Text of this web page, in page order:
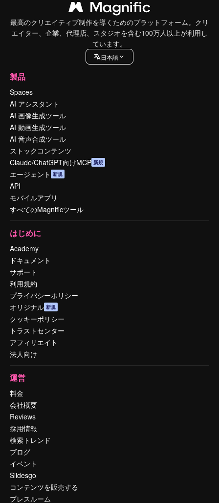
最高のクリエイティブ制作を導くためのプラットフォーム。クリ
エイター、企業、代理店、スタジオを含む100万人以上が利用し
ています。
日本語
製品
Spaces
AI アシスタント
AI 画像生成ツール
AI 動画生成ツール
AI 音声合成ツール
ストックコンテンツ
Claude/ChatGPT向けMCP 新規
エージェント 新規
API
モバイルアプリ
すべてのMagnificツール
はじめに
Academy
ドキュメント
サポート
利用規約
プライバシーポリシー
オリジナル 新規
クッキーポリシー
トラストセンター
アフィリエイト
法人向け
運営
料金
会社概要
Reviews
採用情報
検索トレンド
ブログ
イベント
Slidesgo
コンテンツを販売する
プレスルーム